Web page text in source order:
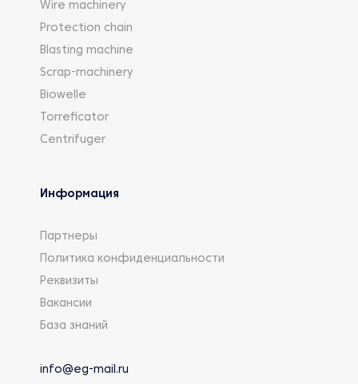
Wire machinery
Protection chain
Blasting machine
Scrap-machinery
Biowelle
Torreficator
Centrifuger
Информация
Партнеры
Политика конфиденциальности
Реквизиты
Вакансии
База знаний
info@eg-mail.ru